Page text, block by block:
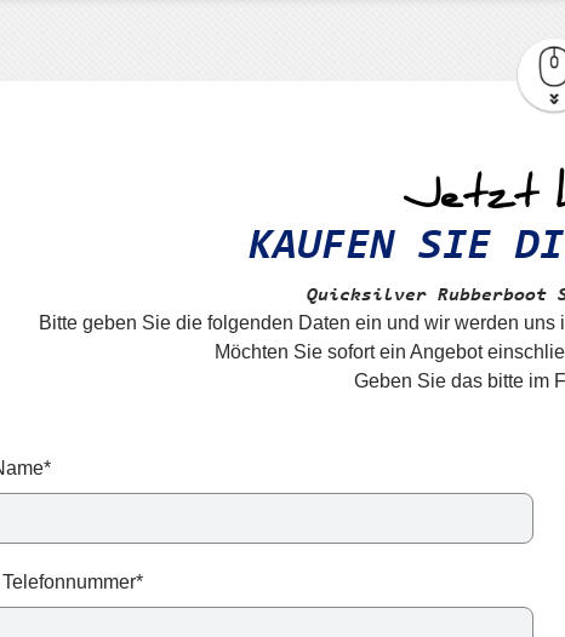
Jetzt
KAUFEN SIE
Quicksilver Rubberboot
Bitte geben Sie die folgenden Daten ein und wir werden
Möchten Sie sofort ein Angebot
Geben Sie das bitte im
Telefonnummer*